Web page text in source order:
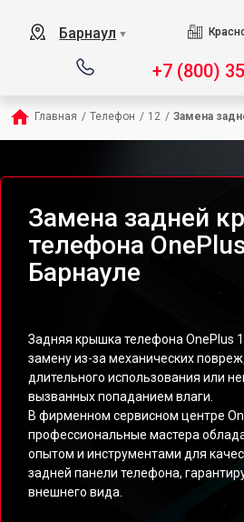
Барнаул ▼
+7 (800)
Главная / Телефон / 12 / Замена
Замена задней
телефона
Барнауле
Задняя крышка телефона OnePlus
замену из-за механических
длительного использования или
вызванных попаданием влаги.
В фирменном сервисном центре
профессиональные мастера
опытом и инструментами для
задней панели телефона,
внешнего вида.